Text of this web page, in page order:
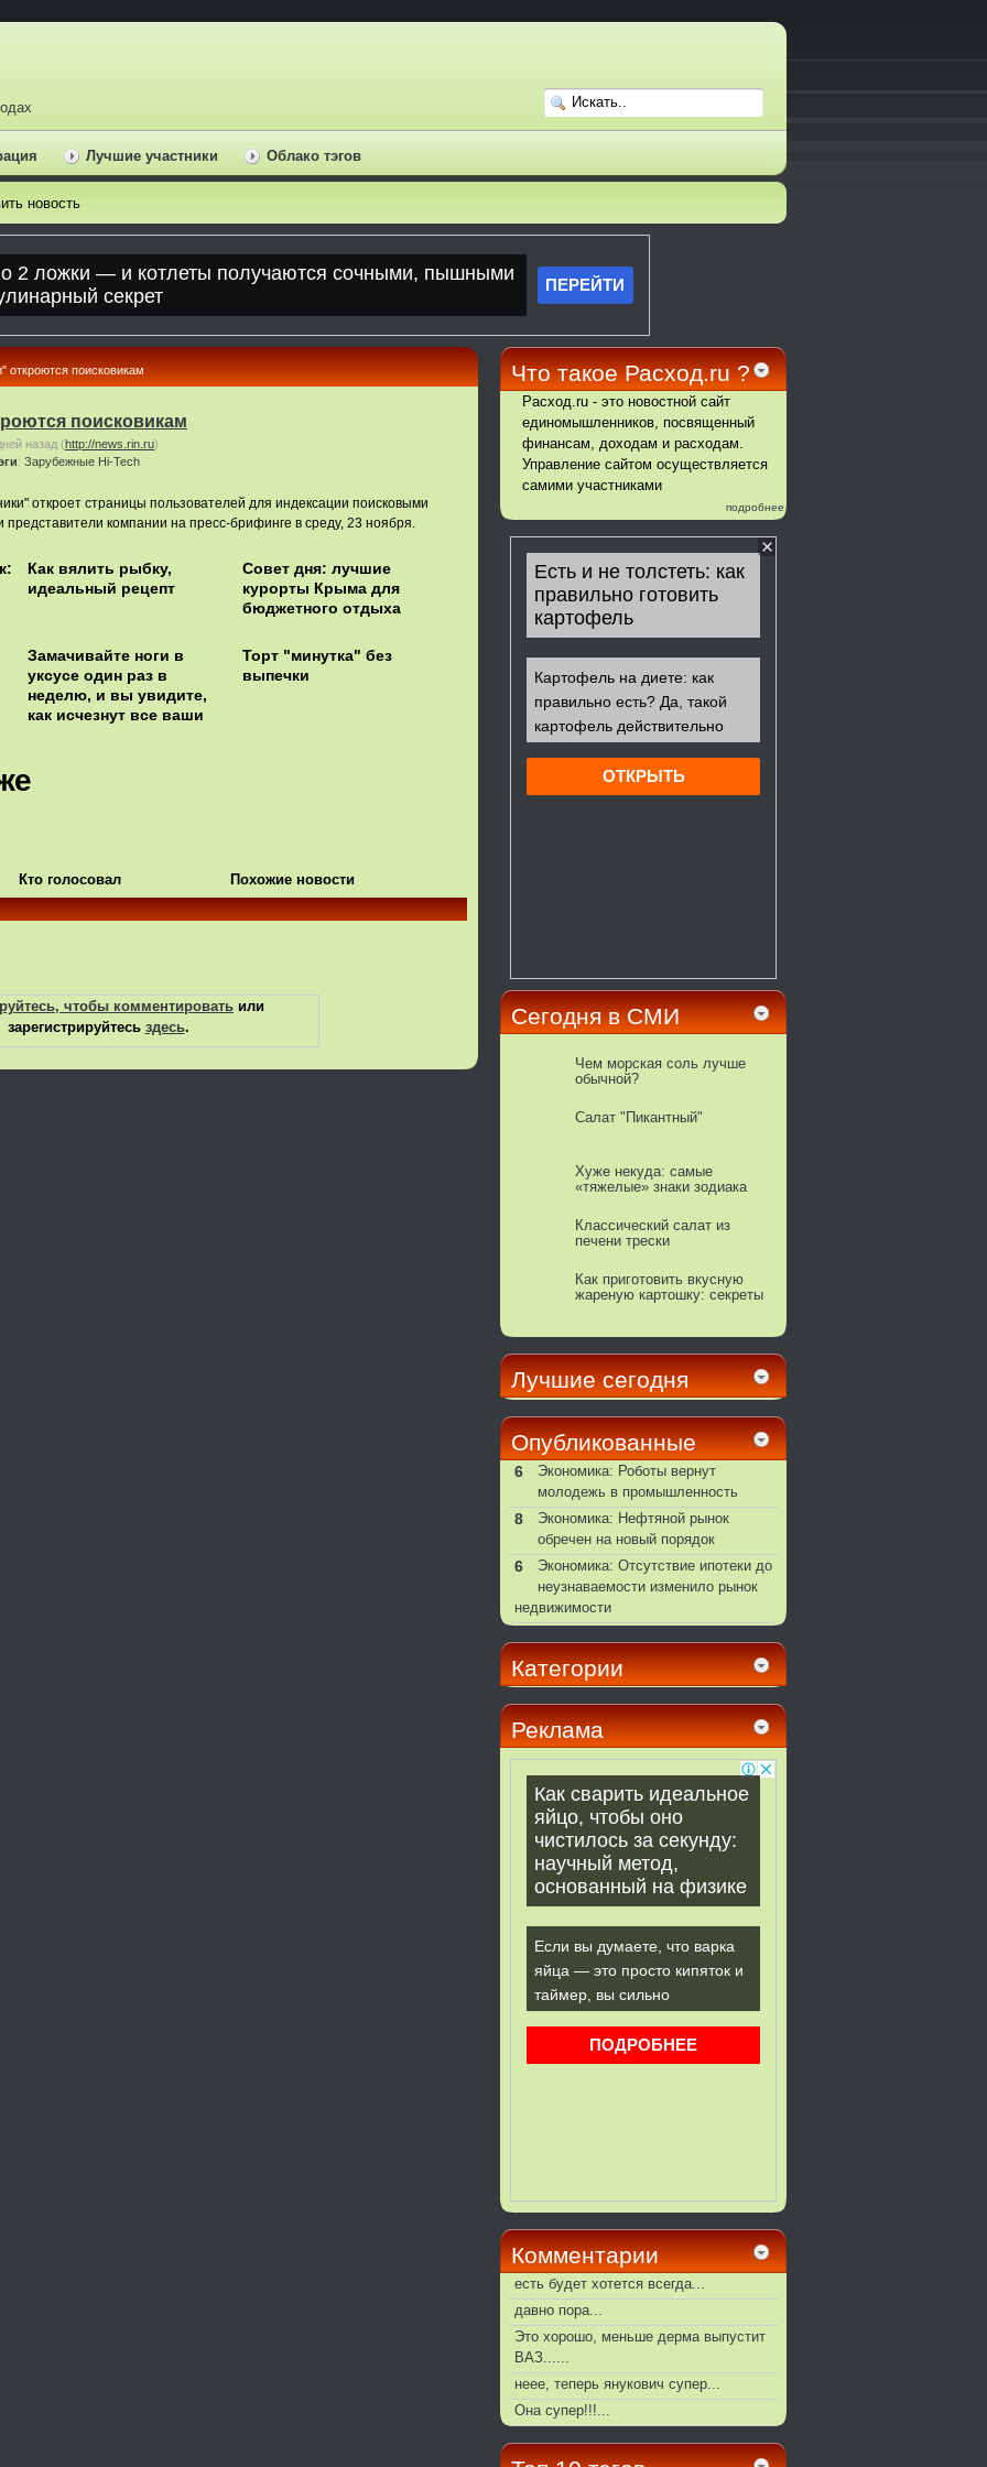
Лучшие участники Облако тэгов
новость
откроются поисковикам
поисковикам
назад (http://news.rin.ru)
: Зарубежные Hi-Tech
откроет страницы пользователей для индексации поисковыми
компании на пресс-брифинге в среду, 23 ноября.
Как вялить рыбку,
идеальный рецепт
Совет дня: лучшие
курорты Крыма для
бюджетного отдыха
Замачивайте ноги в
уксусе один раз в
неделю, и вы увидите,
как исчезнут все ваши
Торт "минутка" без
выпечки
Кто голосовал Похожие новости
чтобы комментировать или
зарегистрируйтесь здесь.
Что такое Расход.ru ?
Расход.ru - это новостной сайт
единомышленников, посвященный
финансам, доходам и расходам.
Управление сайтом осуществляется
самими участниками
подробнее
Сегодня в СМИ
Чем морская соль лучше
обычной?
Салат "Пикантный"
Хуже некуда: самые
«тяжелые» знаки зодиака
Классический салат из
печени трески
Как приготовить вкусную
жареную картошку: секреты
Лучшие сегодня
Опубликованные
6
Экономика: Роботы вернут
молодежь в промышленность
8
Экономика: Нефтяной рынок
обречен на новый порядок
6
Экономика: Отсутствие ипотеки до
неузнаваемости изменило рынок
недвижимости
Категории
Реклама
Комментарии
есть будет хотется всегда...
давно пора...
Это хорошо, меньше дерма выпустит
ВАЗ......
неее, теперь янукович супер...
Она супер!!!...